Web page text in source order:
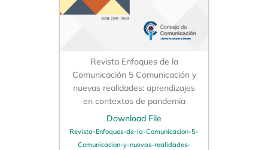
Revista Enfoques de la
Comunicación 5 Comunicación y
nuevas realidades: aprendizajes
en contextos de pandemia
Download File
Revista-Enfoques-de-la-Comunicacion-5-
Comunicacion-y-nuevas-realidades-